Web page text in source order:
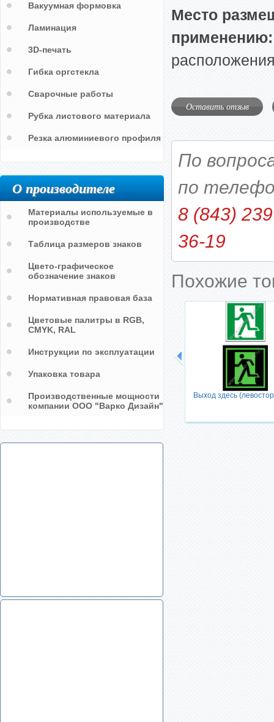
Место
применению:
Оставить отзыв
По
по
8 (843)
36-19
Похожие
Выход здесь
Вакуумная формовка
Ламинация
3D-печать
Гибка оргстекла
Сварочные работы
Рубка листового материала
Резка алюминиевого профиля
О производителе
Материалы используемые в
производстве
Таблица размеров знаков
Цвето-графическое
обозначение знаков
Нормативная правовая база
Цветовые палитры в RGB,
CMYK, RAL
Инструкции по эксплуатации
Упаковка товара
Производственные мощности
компании ООО "Варко Дизайн"